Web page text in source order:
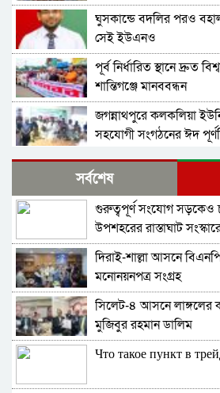
ঘুসকান্ডে বদলির পরও
সেই ইউএনও
পূর্ব নির্ধারিত স্থানে দ্রুত
শান্তিগঞ্জে মানববন্ধন
জগন্নাথপুরে কলকলিয়া
সহযোগী সংগঠনের ঈদ
বাংলাদেশ জামায়াতে
রহমান বলেছেন গণহত্যার
নিখোঁজ সংবাদ
ই-সিম বাংলাদেশে পিছিয়ে
দোয়ারায় স্বেচ্ছা সেবক
গ্রে*ফতার
শহীদ মিনারে চাকরিচ্যুত
সর্বশেষ
গুরুত্বপূর্ণ সংযোগ সড়কেও
উপশহরের রাস্তাঘাট
দিরাই-শাল্লা আসনে
মনোনয়নপত্র সংগ্রহ
সিলেট-৪ আসনে লাঙ্গলের
মুজিবুর রহমান ডালিম
Что такое пункт в